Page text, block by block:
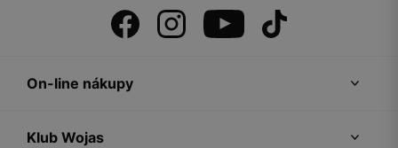
On-line nákupy
Klub Wojas